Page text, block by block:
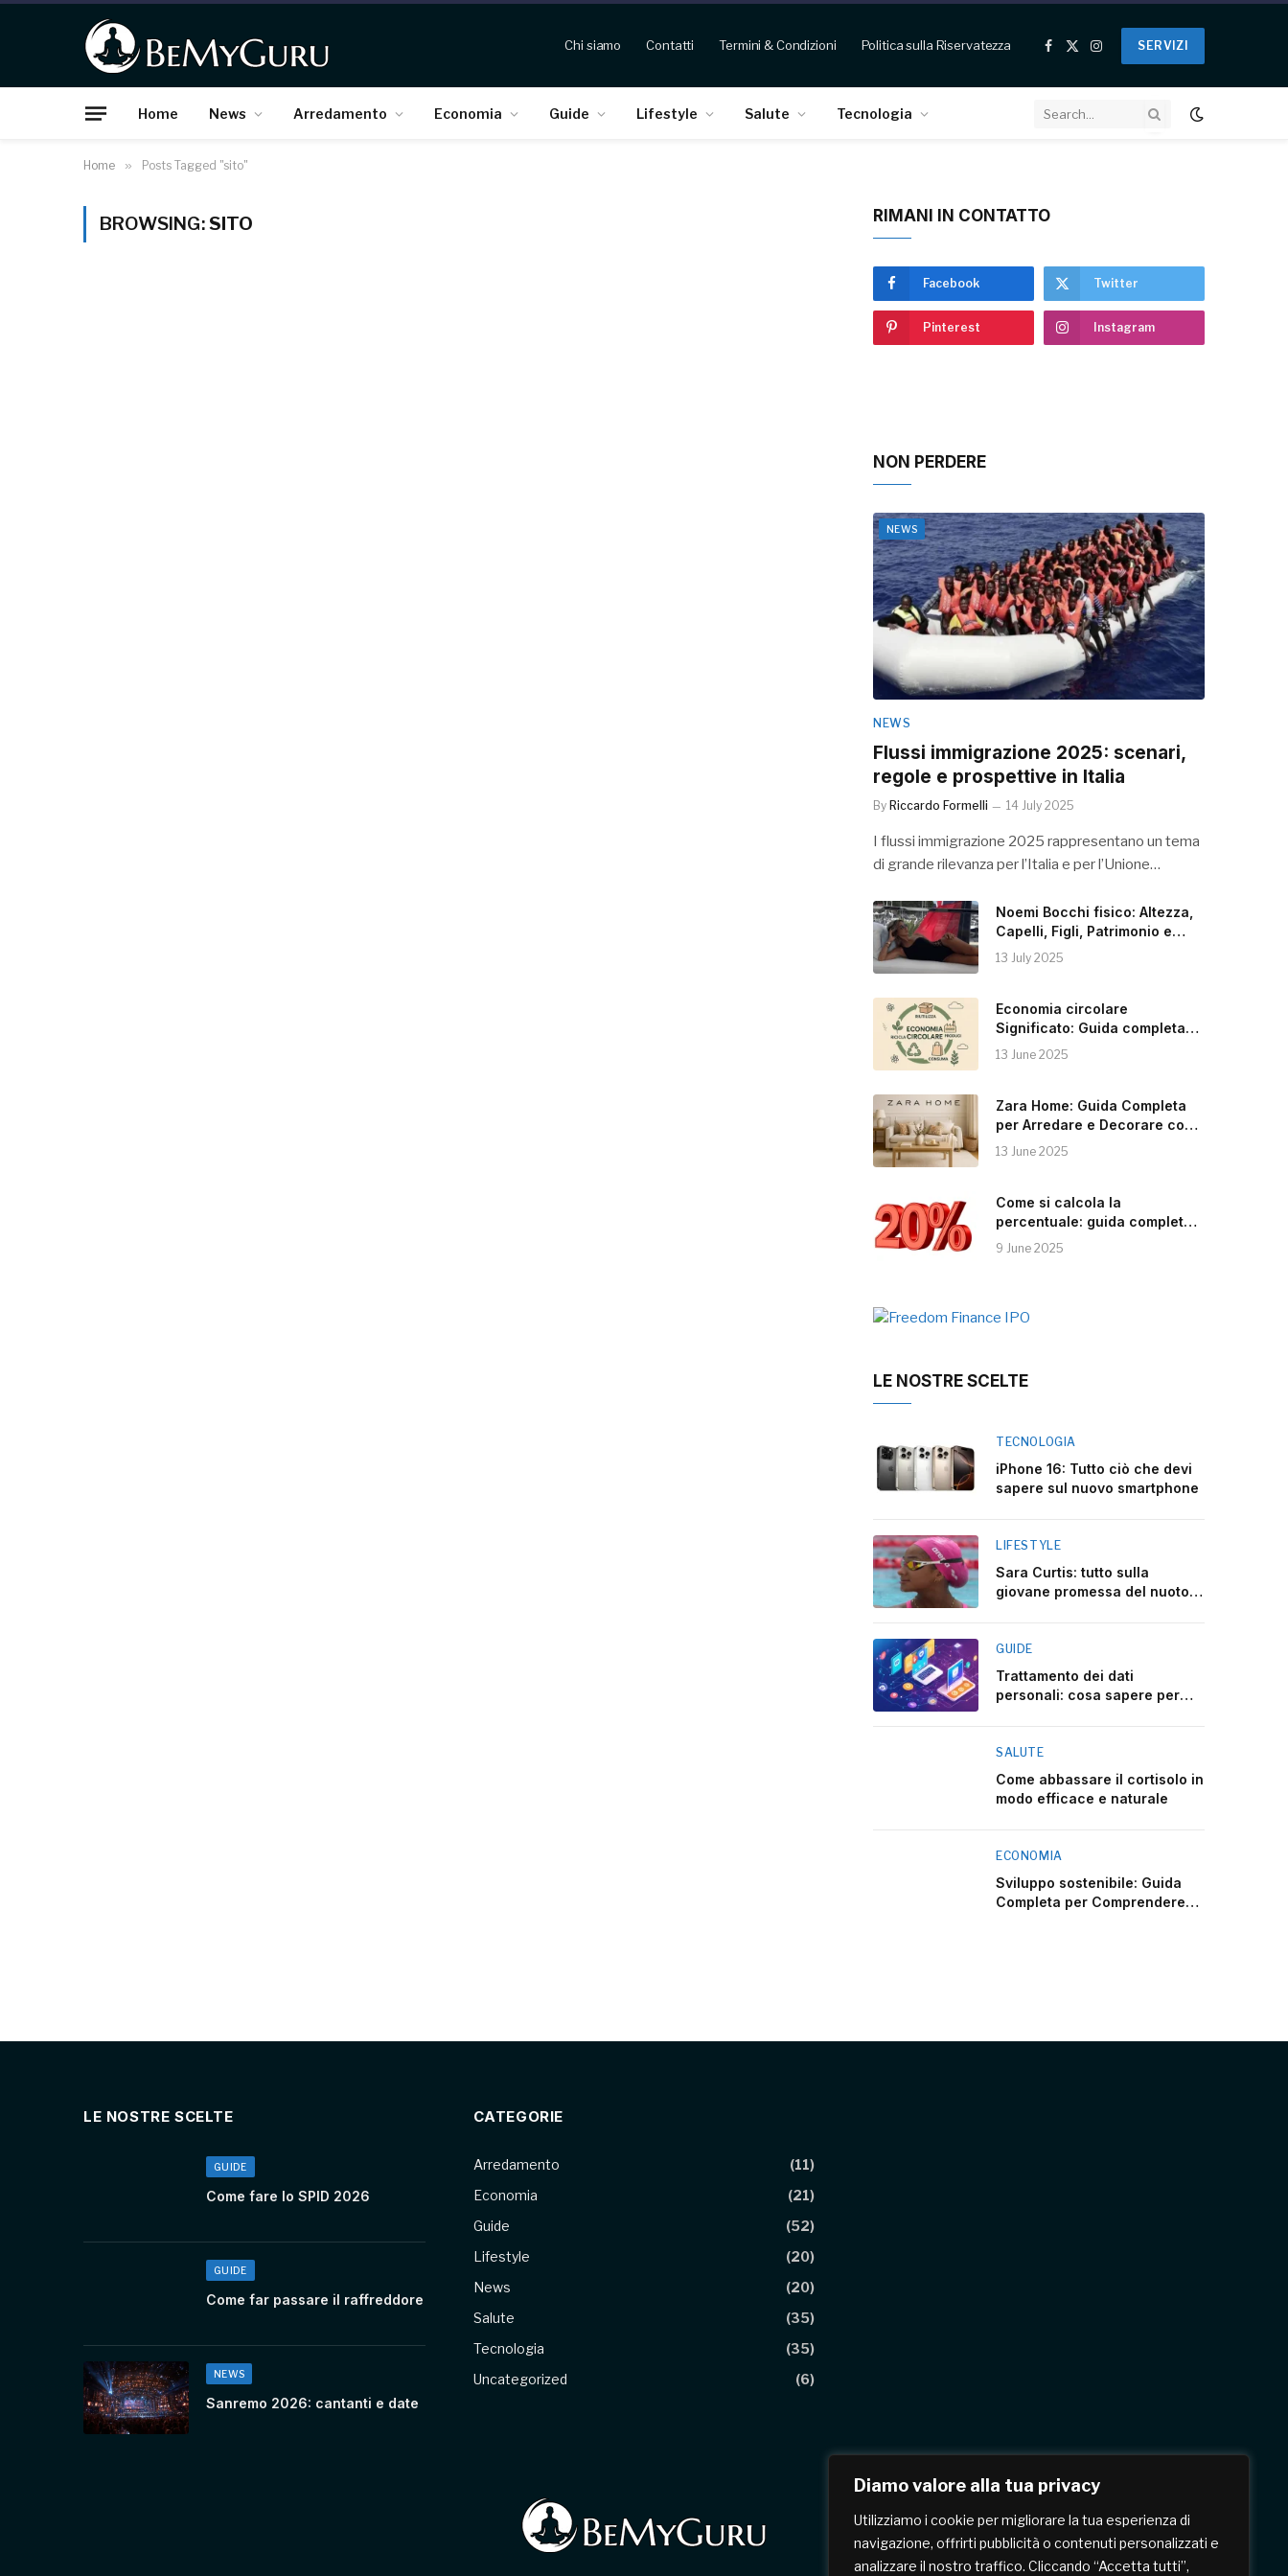
Diamo valore alla tua privacy
Utilizziamo i cookie per migliorare la tua esperienza di
navigazione, offrirti pubblicità o contenuti personalizzati e
analizzare il nostro traffico. Cliccando “Accetta tutti”,
Chi siamo Contatti Termini & Condizioni Politica sulla Riservatezza
Facebook
X
Instagram
SERVIZI
Home News Arredamento Economia Guide Lifestyle Salute Tecnologia
Home » Posts Tagged "sito"
BROWSING:SITO RIMANI IN CONTATTO
Facebook Twitter
Pinterest Instagram
NON PERDERE
NEWS
NEWS
Flussi immigrazione 2025: scenari,
regole e prospettive in Italia
By Riccardo Formelli 14 July 2025
I flussi immigrazione 2025 rappresentano un tema
di grande rilevanza per l’Italia e per l’Unione…
Noemi Bocchi fisico: Altezza,
Capelli, Figli, Patrimonio e
Instagram
13 July 2025
Economia circolare
Significato: Guida completa
alla Sostenibilità
13 June 2025
Zara Home: Guida Completa
per Arredare e Decorare con
Stile
13 June 2025
Come si calcola la
percentuale: guida completa e
pratica
9 June 2025
LE NOSTRE SCELTE
TECNOLOGIA
iPhone 16: Tutto ciò che devi
sapere sul nuovo smartphone
LIFESTYLE
Sara Curtis: tutto sulla
giovane promessa del nuoto
GUIDE
Trattamento dei dati
personali: cosa sapere per
SALUTE
Come abbassare il cortisolo in
modo efficace e naturale
ECONOMIA
Sviluppo sostenibile: Guida
Completa per Comprendere
LE NOSTRE SCELTE
GUIDE
Come fare lo SPID 2026
GUIDE
Come far passare il raffreddore
NEWS
Sanremo 2026: cantanti e date
CATEGORIE
Arredamento
(11)
Economia
(21)
Guide
(52)
Lifestyle
(20)
News
(20)
Salute
(35)
Tecnologia
(35)
Uncategorized
(6)